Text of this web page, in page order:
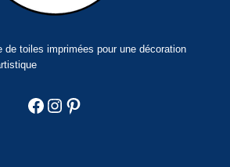
de toiles imprimées pour une décoration
Facebook
Instagram
Pinterest